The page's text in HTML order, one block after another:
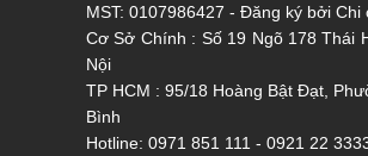
MST: 0107986427 - Đăng ký bởi Chi
Cơ Sở Chính : Số 19 Ngõ 178 Thái
Nội
TP HCM : 95/18 Hoàng Bật Đạt,
Bình
Hotline: 0971 851 111 - 0921 22